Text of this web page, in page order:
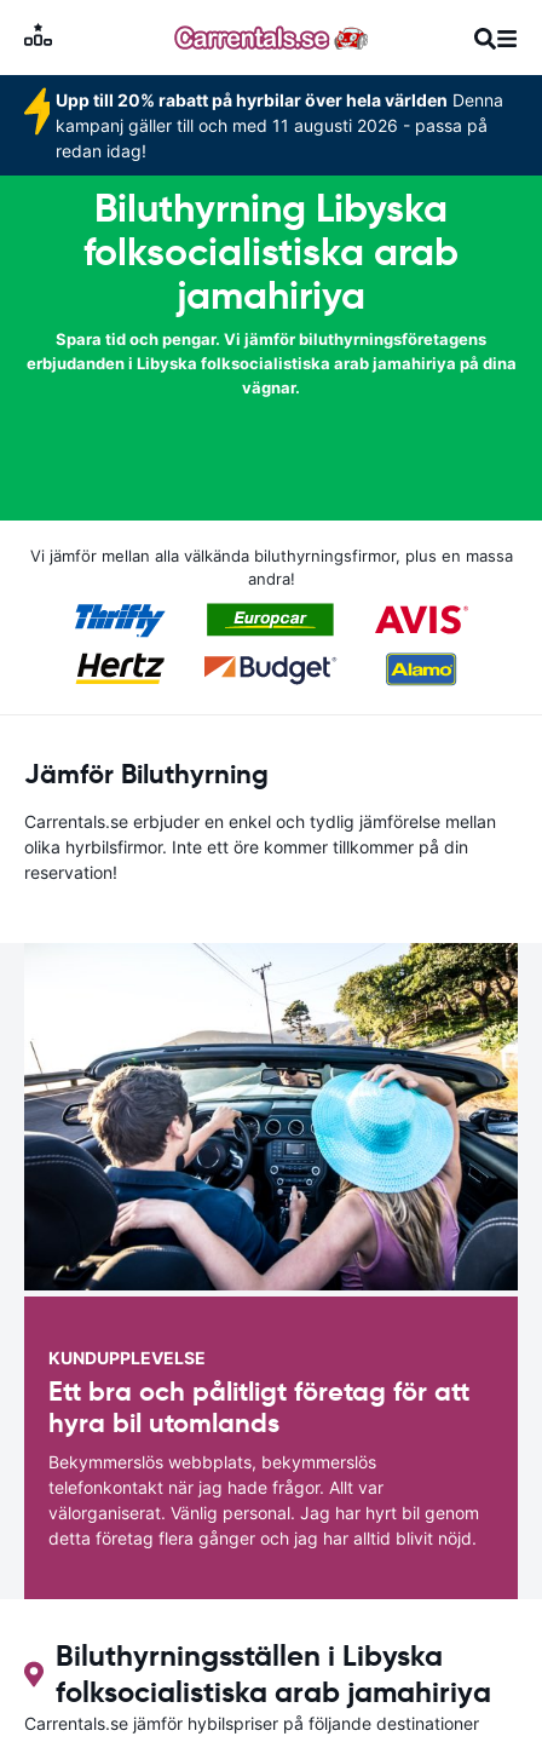
Upp till 20% rabatt på hyrbilar över hela världen Denna
kampanj gäller till och med 11 augusti 2026 - passa på
redan idag!
Biluthyrning Libyska
folksocialistiska arab
jamahiriya
Spara tid och pengar. Vi jämför biluthyrningsföretagens
erbjudanden i Libyska folksocialistiska arab jamahiriya på dina
vägnar.
Vi jämför mellan alla välkända biluthyrningsfirmor, plus en massa
andra!
Jämför Biluthyrning
Carrentals.se erbjuder en enkel och tydlig jämförelse mellan
olika hyrbilsfirmor. Inte ett öre kommer tillkommer på din
reservation!
KUNDUPPLEVELSE
Ett bra och pålitligt företag för att
hyra bil utomlands
Bekymmerslös webbplats, bekymmerslös
telefonkontakt när jag hade frågor. Allt var
välorganiserat. Vänlig personal. Jag har hyrt bil genom
detta företag flera gånger och jag har alltid blivit nöjd.
Biluthyrningsställen i Libyska
folksocialistiska arab jamahiriya
Carrentals.se jämför hybilspriser på följande destinationer